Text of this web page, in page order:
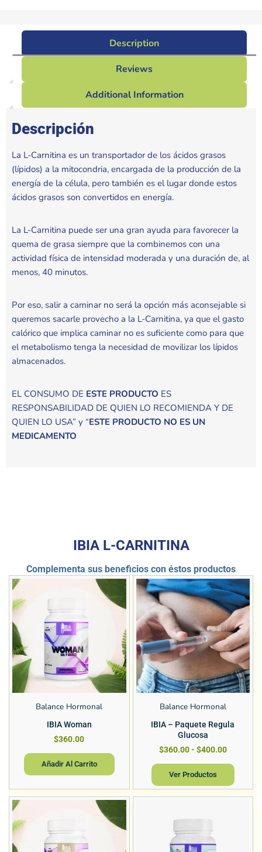
Description
Reviews
Additional Information
Descripción
La L-Carnitina es un transportador de los ácidos grasos
(lípidos) a la mitocondria, encargada de la producción de la
energía de la célula, pero también es el lugar donde estos
ácidos grasos son convertidos en energía.
La L-Carnitina puede ser una gran ayuda para favorecer la
quema de grasa siempre que la combinemos con una
actividad física de intensidad moderada y una duración de, al
menos, 40 minutos.
Por eso, salir a caminar no será la opción más aconsejable si
queremos sacarle provecho a la L-Carnitina, ya que el gasto
calórico que implica caminar no es suficiente como para que
el metabolismo tenga la necesidad de movilizar los lípidos
almacenados.
EL CONSUMO DE ESTE PRODUCTO ES
RESPONSABILIDAD DE QUIEN LO RECOMIENDA Y DE
QUIEN LO USA” y “ESTE PRODUCTO NO ES UN
MEDICAMENTO
IBIA L-CARNITINA
Complementa sus beneficios con éstos productos
Balance Hormonal
IBIA Woman
$360.00
Añadir Al Carrito
Balance Hormonal
IBIA – Paquete Regula
Glucosa
$360.00 - $400.00
Ver Productos